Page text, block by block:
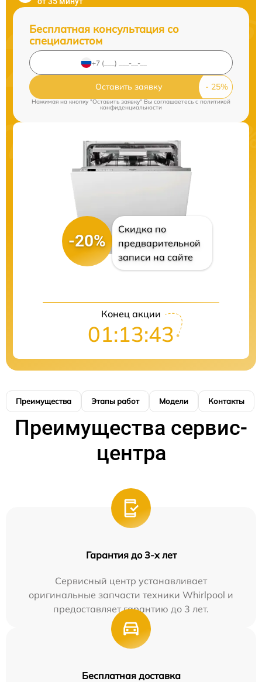
Бесплатная консультация со
специалистом
Оставить заявку
Нажимая на кнопку "Оставить заявку" Вы соглашаетесь c политикой
конфиденциальности
-20%
Скидка по
предварительной
записи на сайте
Конец акции
01:13:42
Преимущества Этапы работ Модели Контакты
Преимущества сервис-
центра
Гарантия до 3-х лет
Сервисный центр устанавливает
оригинальные запчасти техники Whirlpool и
предоставляет гарантию до 3 лет.
Бесплатная доставка